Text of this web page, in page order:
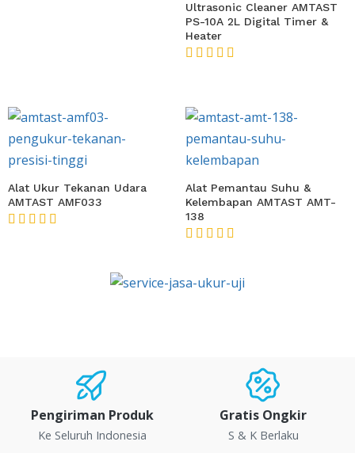
Ultrasonic Cleaner AMTAST
PS-10A 2L Digital Timer &
Heater
Alat Ukur Tekanan Udara
AMTAST AMF033
Alat Pemantau Suhu &
Kelembapan AMTAST AMT-
138
Pengiriman Produk
Ke Seluruh Indonesia
Gratis Ongkir
S & K Berlaku